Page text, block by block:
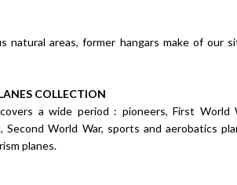
natural areas, former hangars make of our
COLLECTION
a wide period : pioneers, First World
Second World War, sports and aerobatics
planes.